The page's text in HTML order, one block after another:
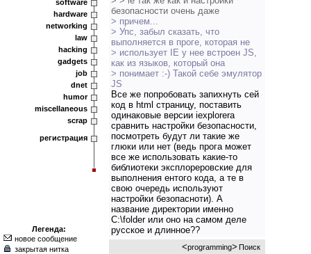
software
hardware
networking
law
hacking
gadgets
job
dnet
humor
miscellaneous
scrap
регистрация
Легенда:
новое сообщение
закрытая нитка
безопасности очень даже
> причем...
> Упс, забыл сказать, что
выполняется в проге, которая не
> использует IE у нее встроен JS,
как из языков, который она
> понимает :-) Такой себе эмулятор
JS
Все же попробовать запихнуть сей
код в html страницу, поставить
одинаковые версии iexplorera
сравнить настройки безопасности,
посмотреть будут ли такие же
глюки или нет (ведь прога может
все же использовать какие-то
библиотеки эксплореровские для
выполнения ентого кода, а те в
свою очередь используют
настройки безопасноти). А
название директории именно
C:\folder или оно на самом деле
русское и длинное??
<programming> Поиск